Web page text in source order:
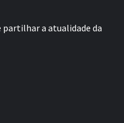
a atualidade da